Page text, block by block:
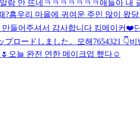
람 안 뜨네ㅋㅋㅋㅋㅋㅋㅋ애들아 내
?흠우리 마을에 귀여운 주민 많이 왔당
만들어주셔서 감사합니다 킹메이커❤️
プロードしました。 모해 7654321 👇비
오늘 완전 연한 메이크업 했다☺️